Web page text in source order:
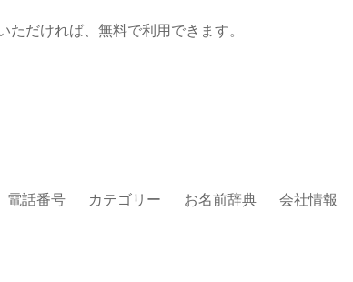
だければ、無料で利用できます。
電話番号 カテゴリー お名前辞典 会社情報